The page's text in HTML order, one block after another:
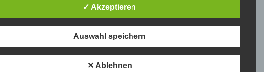
und Ihr habt am Abend spannende Geschichten zu erzählen,
hochlegt.
im Haus Partale
deren personenbezogene Daten von dem für die Verarbeitung
✓ Akzeptieren
Auswahl speichern
✕ Ablehnen